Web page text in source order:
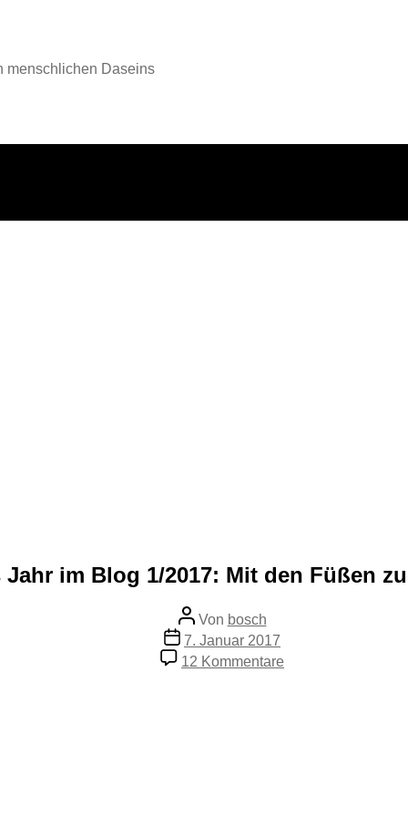
menschlichen Daseins
Jahr im Blog 1/2017: Mit den Füßen
Beitragsautor
Von bosch
Veröffentlichungsdatum
7. Januar 2017
12 Kommentare
Das